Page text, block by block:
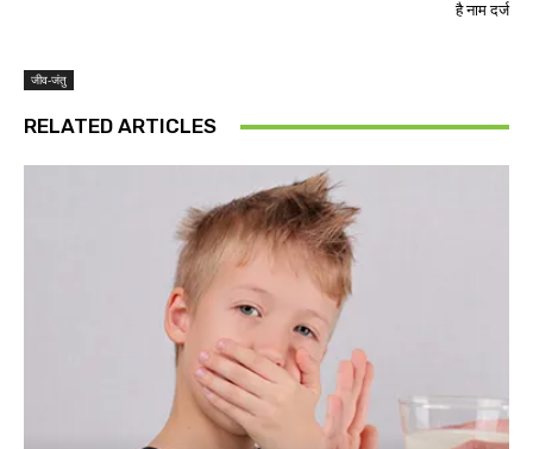
है नाम दर्ज
जीव-जंतु
RELATED ARTICLES